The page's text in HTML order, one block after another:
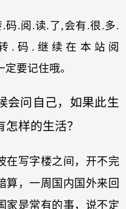
码.阅.读.了,会有.很.多.
.码.继续在本站阅
要记住哦。
会问自己，如果此生
样的生活？
在写字楼之间，开不完
算，一周国内国外来回
家是常有的事，说不定